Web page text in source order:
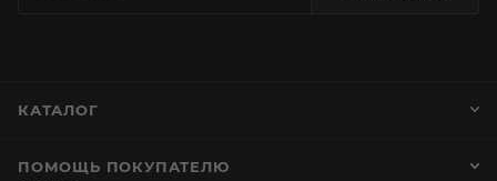
КАТАЛОГ
ПОМОЩЬ ПОКУПАТЕЛЮ